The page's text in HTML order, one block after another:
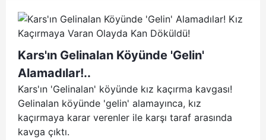
Kars'ın Gelinalan Köyünde 'Gelin'
Alamadılar!..
Kars'ın 'Gelinalan' köyünde kız kaçırma kavgası!
Gelinalan köyünde 'gelin' alamayınca, kız
kaçırmaya karar verenler ile karşı taraf arasında
kavga çıktı.